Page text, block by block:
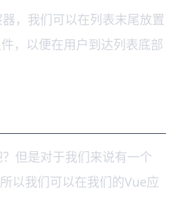
，我们可以在列表末尾放置
，以便在用户到达列表底部
但是对于我们来说有一个
以我们可以在我们的Vue应